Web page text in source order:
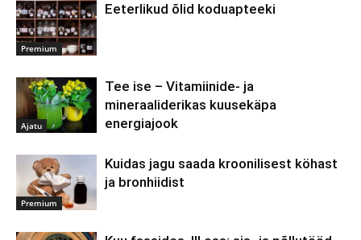
Premium
Eeterlikud õlid koduapteeki
Ajatu
Tee ise – Vitamiinide- ja
mineraaliderikas kuusekäpa
energiajook
Premium
Kuidas jagu saada kroonilisest köhast
ja bronhiidist